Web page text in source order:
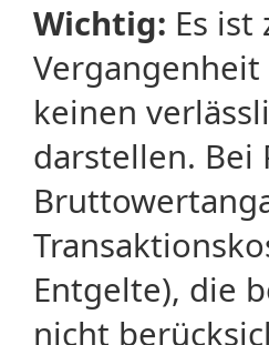
Wichtig: Es
keinen
darstellen. Bei
Entgelte), die
nicht